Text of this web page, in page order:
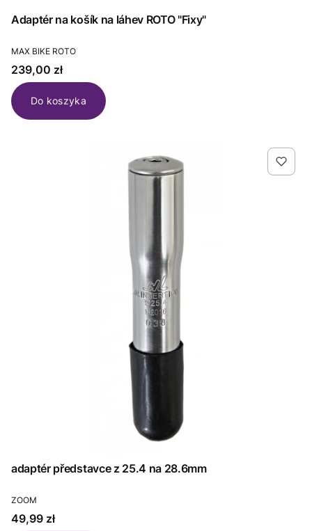
Adaptér na košík na láhev ROTO "Fixy"
PRODUCENT
MAX BIKE ROTO
Cena
239,00 zł
Do koszyka
adaptér představce z 25.4 na 28.6mm
PRODUCENT
ZOOM
Cena
49,99 zł